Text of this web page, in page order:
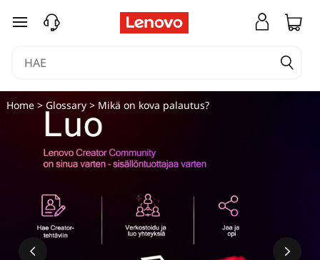
siirry pääsisältöön
Home> Glossary> Mikä on kova palautus?